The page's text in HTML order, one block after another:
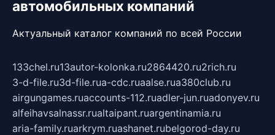
автомобильных компаний
Актуальный каталог компаний по всей России
133chel.ru13autor-kolonka.ru2864420.ru2rich.ru
3-d-file.ru3d-file.rua-cdc.ruaalse.rua380club.ru
airgungames.ruaccounts-112.ruadler-jun.ruadonyev.ru
alfeihavsalnassr.rualtaipant.ruargentinamia.ru
aria-family.ruarkrym.ruashanet.rubelgorod-day.ru